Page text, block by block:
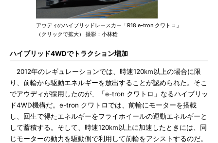
アウディのハイブリッドレースカー「R18 e-tron クワトロ」
（クリックで拡大） 撮影：小林稔
ハイブリッド4WDでトラクション増加
2012年のレギュレーションでは、時速120km以上の場合に限
り、前輪から駆動エネルギーを放出することが認められた。そこ
でアウディが採用したのが、「e-tron クワトロ」なるハイブリッ
ド4WD機構だ。e-tron クワトロでは、前輪にモーターを搭載
し、回生で得たエネルギーをフライホイールの運動エネルギーと
して蓄積する。そして、時速120km以上に加速したときには、同
じモーターの動力を駆動側で利用して前輪をアシストするのだ。